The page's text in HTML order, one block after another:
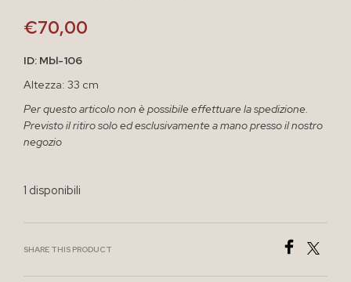
€70,00
ID: Mbl-106
Altezza: 33 cm
Per questo articolo non è possibile effettuare la spedizione.
Previsto il ritiro solo ed esclusivamente a mano presso il nostro
negozio
1 disponibili
SHARE THIS PRODUCT